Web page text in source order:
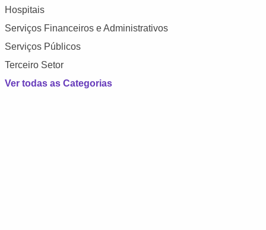
Hospitais
Serviços Financeiros e Administrativos
Serviços Públicos
Terceiro Setor
Ver todas as Categorias